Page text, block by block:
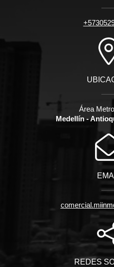
Área
Medellín -
REDES